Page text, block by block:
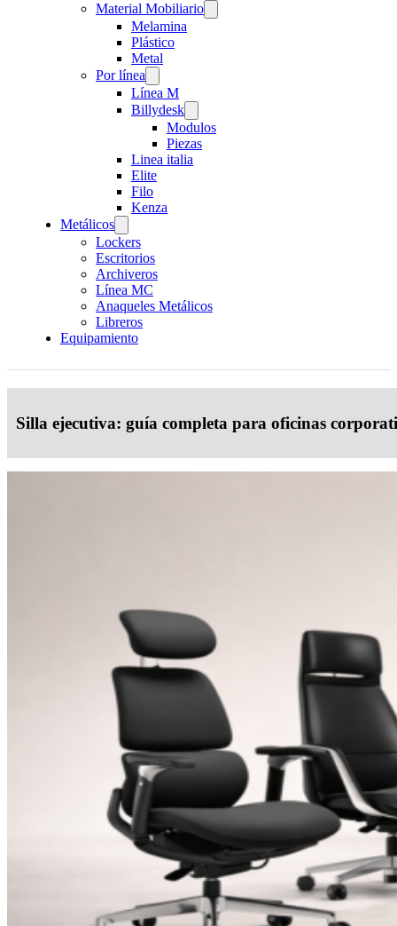
Material Mobiliario
Melamina
Plástico
Metal
Por línea
Línea M
Billydesk
Modulos
Piezas
Linea italia
Elite
Filo
Kenza
Metálicos
Lockers
Escritorios
Archiveros
Línea MC
Anaqueles Metálicos
Libreros
Equipamiento
Silla ejecutiva: guía completa para oficinas